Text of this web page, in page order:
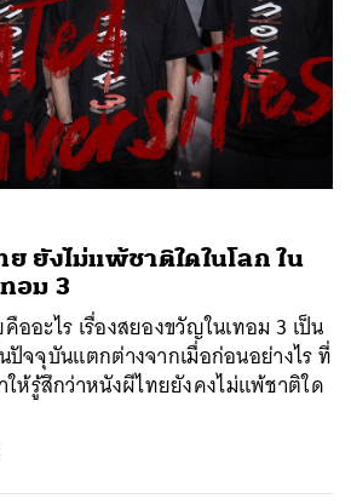
ยังไม่แพ้ชาติใดในโลก ใน
อม 3
อะไร เรื่องสยองขวัญในเทอม 3 เป็น
จจุบันแตกต่างจากเมื่อก่อนอย่างไร ที่
ห้รู้สึกว่าหนังผีไทยยังคงไม่แพ้ชาติใด